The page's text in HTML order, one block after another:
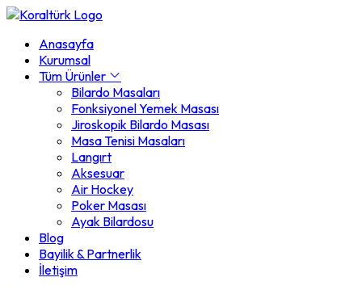
Anasayfa
Kurumsal
Tüm Ürünler
Bilardo Masaları
Fonksiyonel Yemek Masası
Jiroskopik Bilardo Masası
Masa Tenisi Masaları
Langırt
Aksesuar
Air Hockey
Poker Masası
Ayak Bilardosu
Blog
Bayilik & Partnerlik
İletişim